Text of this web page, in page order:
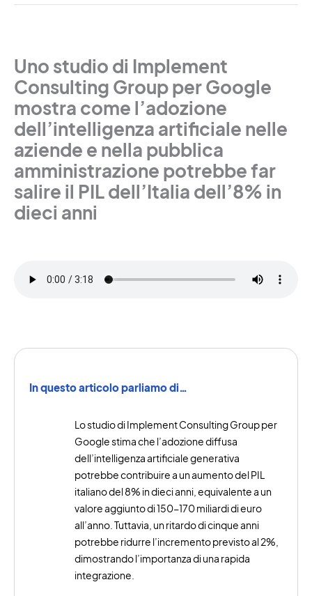
Uno studio di Implement
Consulting Group per Google
mostra come l’adozione
dell’intelligenza artificiale nelle
aziende e nella pubblica
amministrazione potrebbe far
salire il PIL dell’Italia dell’8% in
dieci anni
In questo articolo parliamo di…
Lo studio di Implement Consulting Group per
Google stima che l’adozione diffusa
dell’intelligenza artificiale generativa
potrebbe contribuire a un aumento del PIL
italiano del 8% in dieci anni, equivalente a un
valore aggiunto di 150-170 miliardi di euro
all’anno. Tuttavia, un ritardo di cinque anni
potrebbe ridurre l’incremento previsto al 2%,
dimostrando l’importanza di una rapida
integrazione.